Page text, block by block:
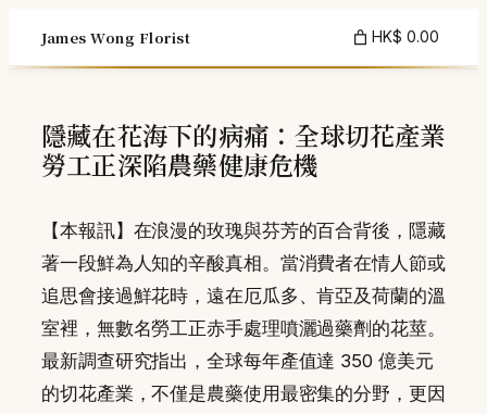
content
James Wong Florist HK$ 0.00
隱藏在花海下的病痛：全球切花產業
勞工正深陷農藥健康危機
【本報訊】在浪漫的玫瑰與芬芳的百合背後，隱藏
著一段鮮為人知的辛酸真相。當消費者在情人節或
追思會接過鮮花時，遠在厄瓜多、肯亞及荷蘭的溫
室裡，無數名勞工正赤手處理噴灑過藥劑的花莖。
最新調查研究指出，全球每年產值達 350 億美元
的切花產業，不僅是農藥使用最密集的分野，更因